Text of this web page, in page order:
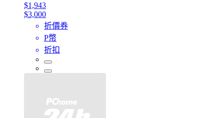
$1,943
$3,000
折價券
P幣
折扣